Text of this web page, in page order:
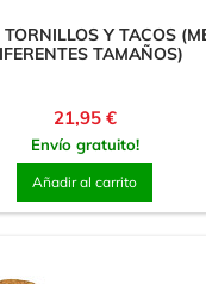
TORNILLOS Y TACOS
TAMAÑOS)
Precio
21,95 €
Envío gratuito!
Añadir al carrito